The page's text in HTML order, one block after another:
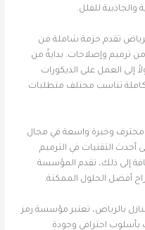
للفلل.
تقدم حزمة شاملة من
ترميم وإصلاحات. بدايةً من
إلى العمل على الديكورات
تناسب مختلف متطلبات
محترف وخبرة واسعة في مجال
أحدث التقنيات في الترميم
إلى ذلك، تقدم المؤسسة
أفضل الحلول الممكنة.
بالرياض، تعتبر مؤسسة رمز
بأسلوب احترافي وجودة